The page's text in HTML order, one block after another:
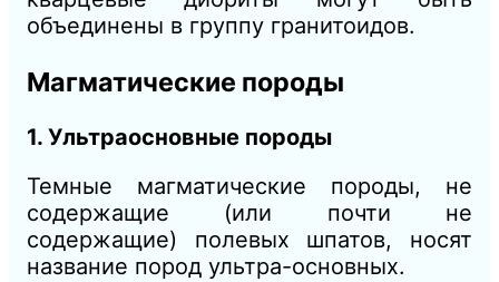
объединены в группу гранитоидов.
Магматические породы
1. Ультраосновные породы
Темные магматические породы, не
содержащие (или почти не
содержащие) полевых шпатов, носят
название пород ультра-основных.